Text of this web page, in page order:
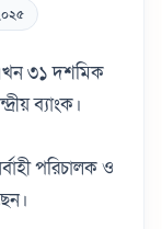
৩১ দশমিক
ব্যাংক।
পরিচালক ও